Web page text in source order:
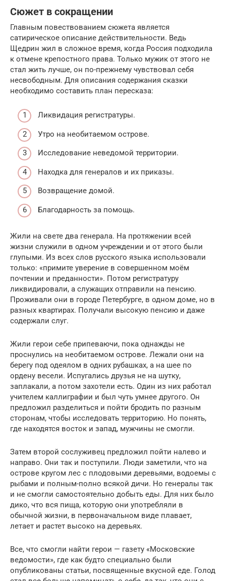
Сюжет в сокращении
Главным повествованием сюжета является
сатирическое описание действительности. Ведь
Щедрин жил в сложное время, когда Россия подходила
к отмене крепостного права. Только мужик от этого не
стал жить лучше, он по-прежнему чувствовал себя
несвободным. Для описания содержания сказки
необходимо составить план пересказа:
Ликвидация регистратуры.
Утро на необитаемом острове.
Исследование неведомой территории.
Находка для генералов и их приказы.
Возвращение домой.
Благодарность за помощь.
Жили на свете два генерала. На протяжении всей
жизни служили в одном учреждении и от этого были
глупыми. Из всех слов русского языка использовали
только: «примите уверение в совершенном моём
почтении и преданности». Потом регистратуру
ликвидировали, а служащих отправили на пенсию.
Проживали они в городе Петербурге, в одном доме, но в
разных квартирах. Получали высокую пенсию и даже
содержали слуг.
Жили герои себе припеваючи, пока однажды не
проснулись на необитаемом острове. Лежали они на
берегу под одеялом в одних рубашках, а на шее по
ордену весели. Испугались друзья не на шутку,
заплакали, а потом захотели есть. Один из них работал
учителем каллиграфии и был чуть умнее другого. Он
предложил разделиться и пойти бродить по разным
сторонам, чтобы исследовать территорию. Но понять,
где находятся восток и запад, мужчины не смогли.
Затем второй сослуживец предложил пойти налево и
направо. Они так и поступили. Люди заметили, что на
острове кругом лес с плодовыми деревьями, водоемы с
рыбами и полным-полно всякой дичи. Но генералы так
и не смогли самостоятельно добыть еды. Для них было
дико, что вся пища, которую они употребляли в
обычной жизни, в первоначальном виде плавает,
летает и растет высоко на деревьях.
Все, что смогли найти герои — газету «Московские
ведомости», где как будто специально были
опубликованы статьи, посвященные вкусной еде. Голод